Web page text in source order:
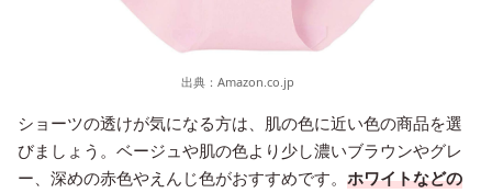
出典： Amazon.co.jp
ショーツの透けが気になる方は、肌の色に近い色の商品を選
びましょう。ベージュや肌の色より少し濃いブラウンやグレ
ー、深めの赤色やえんじ色がおすすめです。 ホワイトなどの